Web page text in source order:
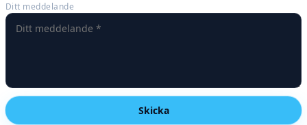
Ditt meddelande
Skicka